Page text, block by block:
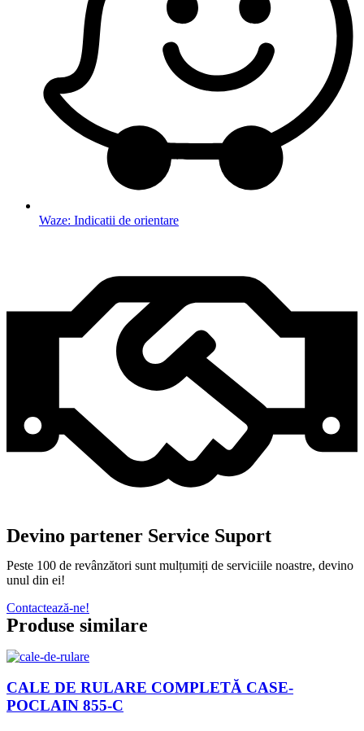
Waze: Indicatii de orientare
Devino partener Service Suport
Peste 100 de revânzători sunt mulțumiți de serviciile noastre, devino
unul din ei!
Contactează-ne!
Produse similare
CALE DE RULARE COMPLETĂ CASE-
POCLAIN 855-C